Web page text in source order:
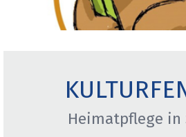
Heimatpflege